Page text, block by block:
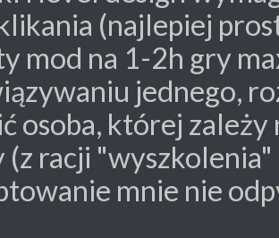
(najlepiej
mod na 1-2h gry
jednego,
osoba, której zależy
(z racji
mnie nie